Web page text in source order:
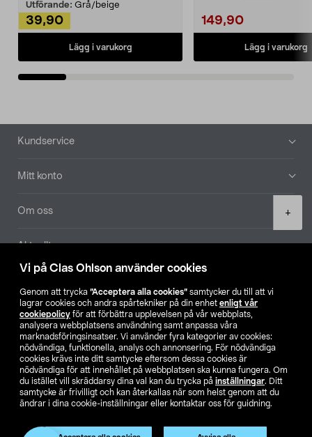
Vi på Clas Ohlson använder cookies
Genom att trycka ”Acceptera alla cookies” samtycker du till att vi
lagrar cookies och andra spårtekniker på din enhet enligt vår
cookiepolicy för att förbättra upplevelsen på vår webbplats,
analysera webbplatsens användning samt anpassa våra
marknadsföringsinsatser. Vi använder fyra kategorier av cookies:
nödvändiga, funktionella, analys och annonsering. För nödvändiga
cookies krävs inte ditt samtycke eftersom dessa cookies är
nödvändiga för att innehållet på webbplatsen ska kunna fungera. Om
du istället vill skräddarsy dina val kan du trycka på inställningar. Ditt
samtycke är frivilligt och kan återkallas när som helst genom att du
ändrar i dina cookie-inställningar eller kontaktar oss för guidning.
+
Utförande: Grå/beige
39,90
Lägg i varukorg
149,90
Lägg i varukorg
Sidfot
Kundservice
Mitt konto
Om oss
Aktuellt
Hitta butik
SE NO FI